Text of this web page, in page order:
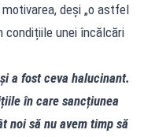
deși „o astfel
unei încălcări
a fost ceva halucinant.
în care sancțiunea
noi să nu avem timp să